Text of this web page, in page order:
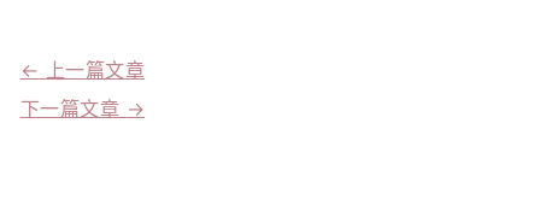
←
上一篇文章
下一篇文章 →